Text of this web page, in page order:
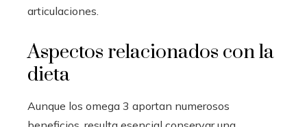
articulaciones.
Aspectos relacionados con la
dieta
Aunque los omega 3 aportan numerosos